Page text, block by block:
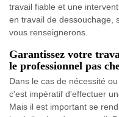
travail fiable et une
en travail de dessouchage,
vous renseignerons.
Garantissez votre
le professionnel pas
Dans le cas de nécessité
c'est impératif d'effectuer
Mais il est important se